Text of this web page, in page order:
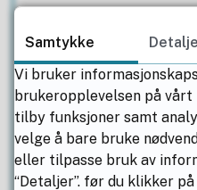
Superbruker
av
E-postSend e-posttil
Telefon +47 75 65 03
Samtykke
Vi bruker
brukeropplevelsen på
tilby funksjoner samt
velge å bare bruke
eller tilpasse bruk av
“Detaljer”. før du klikker